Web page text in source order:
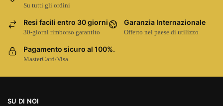
Su tutti gli ordini
Resi facili entro 30 giorni
30-giorni rimborso garantito
Garanzia Internazionale
Offerto nel paese di utilizzo
Pagamento sicuro al 100%.
MasterCard/Visa
SU DI NOI